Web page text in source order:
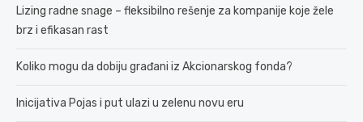
Lizing radne snage – fleksibilno rešenje za kompanije koje žele
brz i efikasan rast
Koliko mogu da dobiju građani iz Akcionarskog fonda?
Inicijativa Pojas i put ulazi u zelenu novu eru